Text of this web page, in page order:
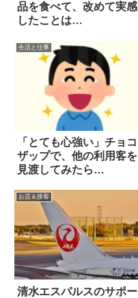
品を食べて、改めて実感
したことは…
生活と仕事
「とても心強い」チョコ
ザップで、他の利用客を
見渡してみたら…
お店＆接客
清水エスパルスのサポー